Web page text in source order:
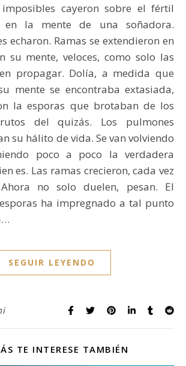
imposibles cayeron sobre el fértil
en la mente de una soñadora.
echaron. Ramas se extendieron en
su mente, veloces, como solo las
propagar. Dolía, a medida que
mente se encontraba extasiada,
la esporas que brotaban de los
del quizás. Los pulmones
su hálito de vida. Se van volviendo
poco a poco la verdadera
es. Las ramas crecieron, cada vez
no solo duelen, pesan. El
ha impregnado a tal punto
SEGUIR LEYENDO
TE INTERESE TAMBIÉN